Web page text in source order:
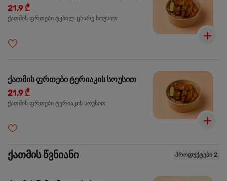
21,9 ₾
ქათმის ფრთები ტკბილ ცხარე სოუსით
ქათმის ფრთები ტერიაკის სოუსით
21,9 ₾
ქათმის ფრთები ტერიაკის სოუსით
ქათმის წვნიანი პროდუქტები 2